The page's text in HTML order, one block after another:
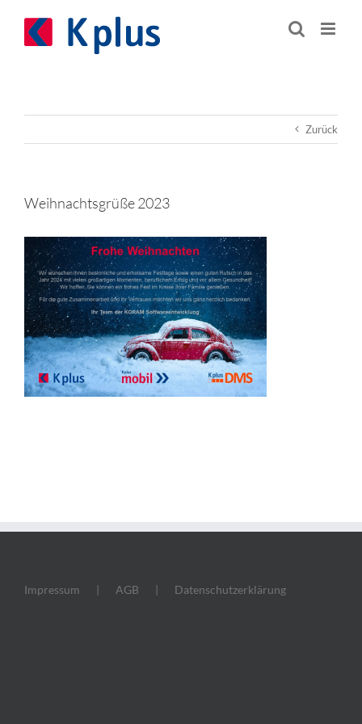
springen
Zurück
Weihnachtsgrüße 2023
Impressum AGB Datenschutzerklärung